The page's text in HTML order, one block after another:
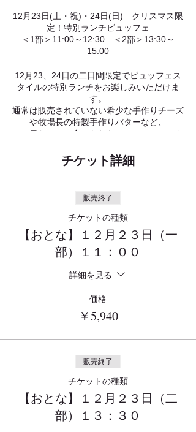
12月23日(土・祝)・24日(日) クリスマス限
定！特別ランチビュッフェ
＜1部＞11:00～12:30 ＜2部＞13:30～
15:00
12月23、24日の二日間限定でビュッフェス
タイルの特別ランチをお楽しみいただけま
す。
通常は販売されていない希少な手作りチーズ
や牧場長の特製手作りバターなど、
​この日だけしか食べられないメニューでみな
お友だち同士や、お子様連れ、おばあちゃ
りの手作りメニューを囲んでの特別な一日を
お過ごしください。
​※２３・２４日のランチタイムはビュッフェ
のみの営業となります。
小学生 ３０２４円(税込)／未就学児 １６２
チケット詳細
販売終了
チケットの種類
【おとな】１２月２３日（一
部）１１：００
詳細を見る
価格
￥5,940
販売終了
チケットの種類
【おとな】１２月２３日（二
部）１３：３０